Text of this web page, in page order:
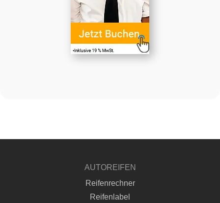
AUTOREIFEN
Reifenrechner
Reifenlabel